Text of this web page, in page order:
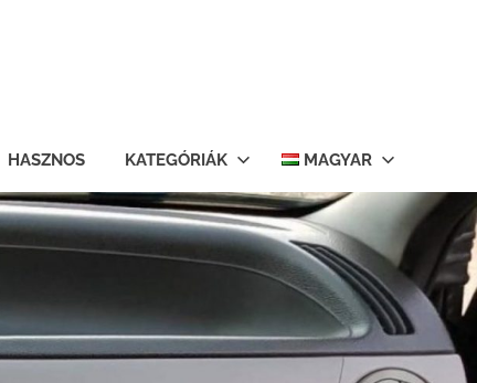
HASZNOS KATEGÓRIÁK MAGYAR